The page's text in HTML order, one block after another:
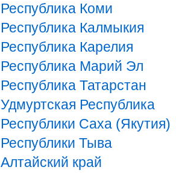
Республика Коми
Республика Калмыкия
Республика Карелия
Республика Марий Эл
Республика Татарстан
Удмуртская Республика
Республики Саха (Якутия)
Республики Тыва
Алтайский край